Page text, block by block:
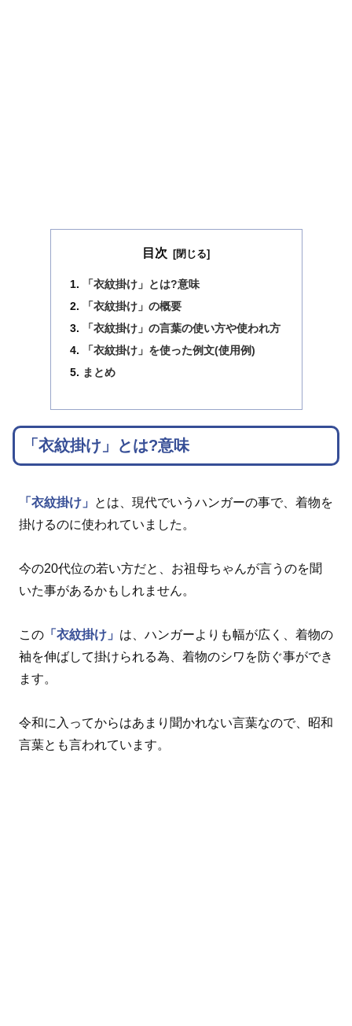
目次
「衣紋掛け」とは?意味
「衣紋掛け」の概要
「衣紋掛け」の言葉の使い方や使われ方
「衣紋掛け」を使った例文(使用例)
まとめ
「衣紋掛け」とは?意味
「衣紋掛け」
とは、現代でいうハンガーの事で、着物を
掛けるのに使われていました。
今の20代位の若い方だと、お祖母ちゃんが言うのを聞
いた事があるかもしれません。
この 「衣紋掛け」 は、ハンガーよりも幅が広く、着物の
袖を伸ばして掛けられる為、着物のシワを防ぐ事ができ
ます。
令和に入ってからはあまり聞かれない言葉なので、昭和
言葉とも言われています。